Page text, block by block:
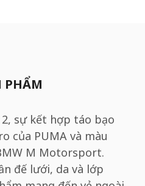
PHẨM
sự kết hợp táo bạo
của PUMA và màu
M Motorsport.
đế lưới, da và lớp